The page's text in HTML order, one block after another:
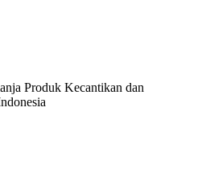
Produk Kecantikan dan